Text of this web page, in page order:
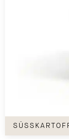
Süßkartoffel-